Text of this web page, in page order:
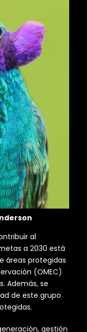
al
a 2030 está
áreas protegidas
(OMEC)
Además, se
de este grupo
gestión